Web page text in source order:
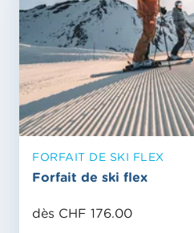
FORFAIT DE SKI FLEX
Forfait de ski flex
dès CHF 176.00